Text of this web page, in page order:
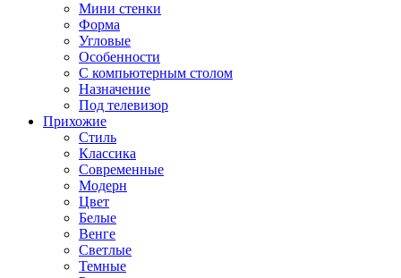
Мини стенки
Форма
Угловые
Особенности
С компьютерным столом
Назначение
Под телевизор
Прихожие
Стиль
Классика
Современные
Модерн
Цвет
Белые
Венге
Светлые
Темные